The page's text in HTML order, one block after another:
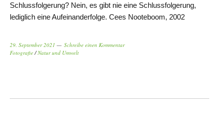
Schlussfolgerung? Nein, es gibt nie eine Schlussfolgerung,
lediglich eine Aufeinanderfolge. Cees Nooteboom, 2002
29. September 2021
Schreibe einen Kommentar
Fotografie /Natur und Umwelt